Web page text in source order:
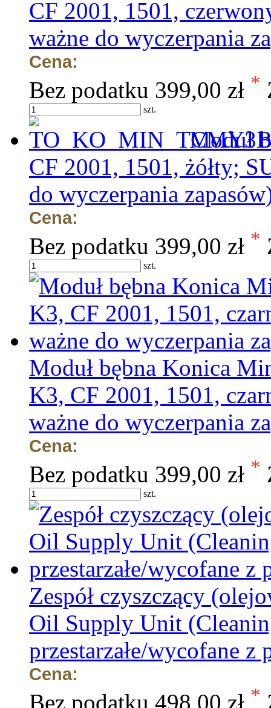
CF 2001, 1501,
ważne do wyczerpania
Cena:
Bez podatku 399,00 zł *
szt.
Moduł
CF 2001, 1501, żółty;
do wyczerpania
Cena:
Bez podatku 399,00 zł *
szt.
Moduł bębna Konica
K3, CF 2001, 1501,
ważne do wyczerpania
Cena:
Bez podatku 399,00 zł *
szt.
Zespół czyszczący
Oil Supply Unit
przestarzałe/wycofane z
Cena:
Bez podatku 498,00 zł *